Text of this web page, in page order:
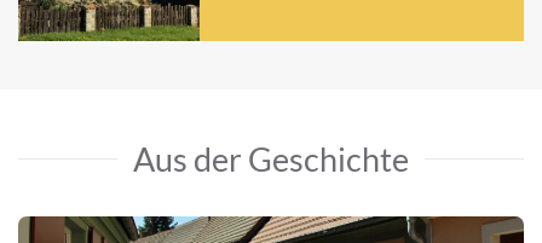
Aus der Geschichte